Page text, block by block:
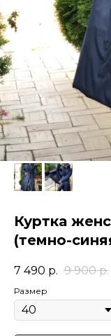
Куртка
(темно-
7 490 р. 9 900 р.
Размер